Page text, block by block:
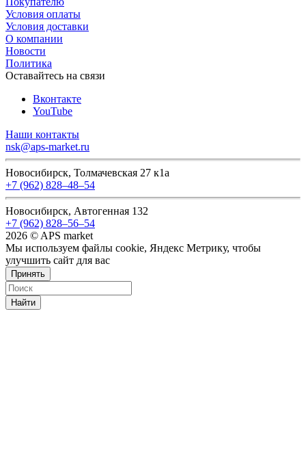
Условия оплаты
Условия доставки
О компании
Новости
Политика
Оставайтесь на связи
Вконтакте
YouTube
Наши контакты
nsk@aps-market.ru
Новосибирск, Толмачевская 27 к1а
+7 (962) 828‒48‒54
Новосибирск, Автогенная 132
+7 (962) 828‒56‒54
2026 © APS market
Мы используем файлы cookie, Яндекс Метрику, чтобы
улучшить сайт для вас
Принять
Найти